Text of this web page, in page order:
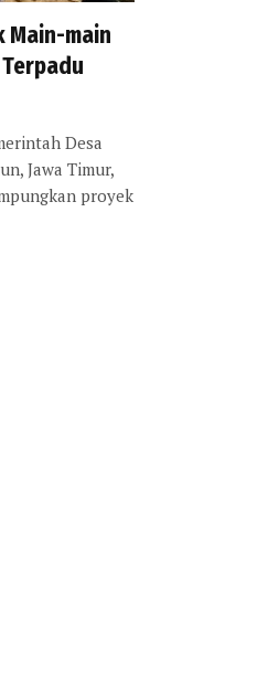
Main-main
Desa
Jawa Timur,
proyek